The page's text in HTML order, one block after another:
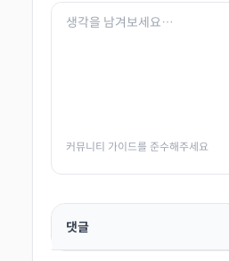
커뮤니티 가이드를 준수해주세요
댓글